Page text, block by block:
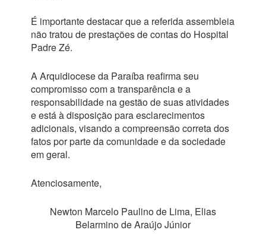
É importante destacar que a referida assembleia
não tratou de prestações de contas do Hospital
Padre Zé.
A Arquidiocese da Paraíba reafirma seu
compromisso com a transparência e a
responsabilidade na gestão de suas atividades
e está à disposição para esclarecimentos
adicionais, visando a compreensão correta dos
fatos por parte da comunidade e da sociedade
em geral.
Atenciosamente,
Newton Marcelo Paulino de Lima, Elias
Belarmino de Araújo Júnior